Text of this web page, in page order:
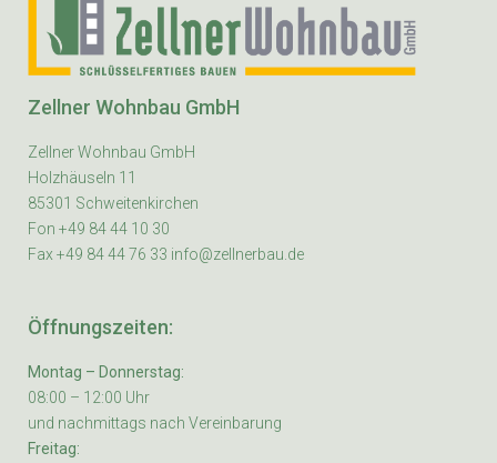
Zellner Wohnbau GmbH
Zellner Wohnbau GmbH
Holzhäuseln 11
85301 Schweitenkirchen
Fon +49 84 44 10 30
Fax +49 84 44 76 33 info@zellnerbau.de
Öffnungszeiten:
Montag – Donnerstag:
08:00 – 12:00 Uhr
und nachmittags nach Vereinbarung
Freitag: